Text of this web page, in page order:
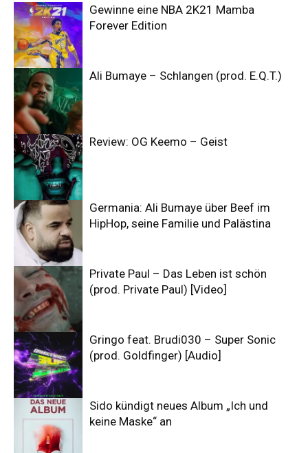
Gewinne eine NBA 2K21 Mamba
Forever Edition
Ali Bumaye – Schlangen (prod. E.Q.T.)
Review: OG Keemo – Geist
Germania: Ali Bumaye über Beef im
HipHop, seine Familie und Palästina
Private Paul – Das Leben ist schön
(prod. Private Paul) [Video]
Gringo feat. Brudi030 – Super Sonic
(prod. Goldfinger) [Audio]
Sido kündigt neues Album „Ich und
keine Maske“ an